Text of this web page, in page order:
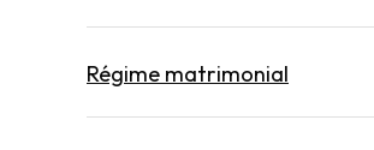
Régime matrimonial